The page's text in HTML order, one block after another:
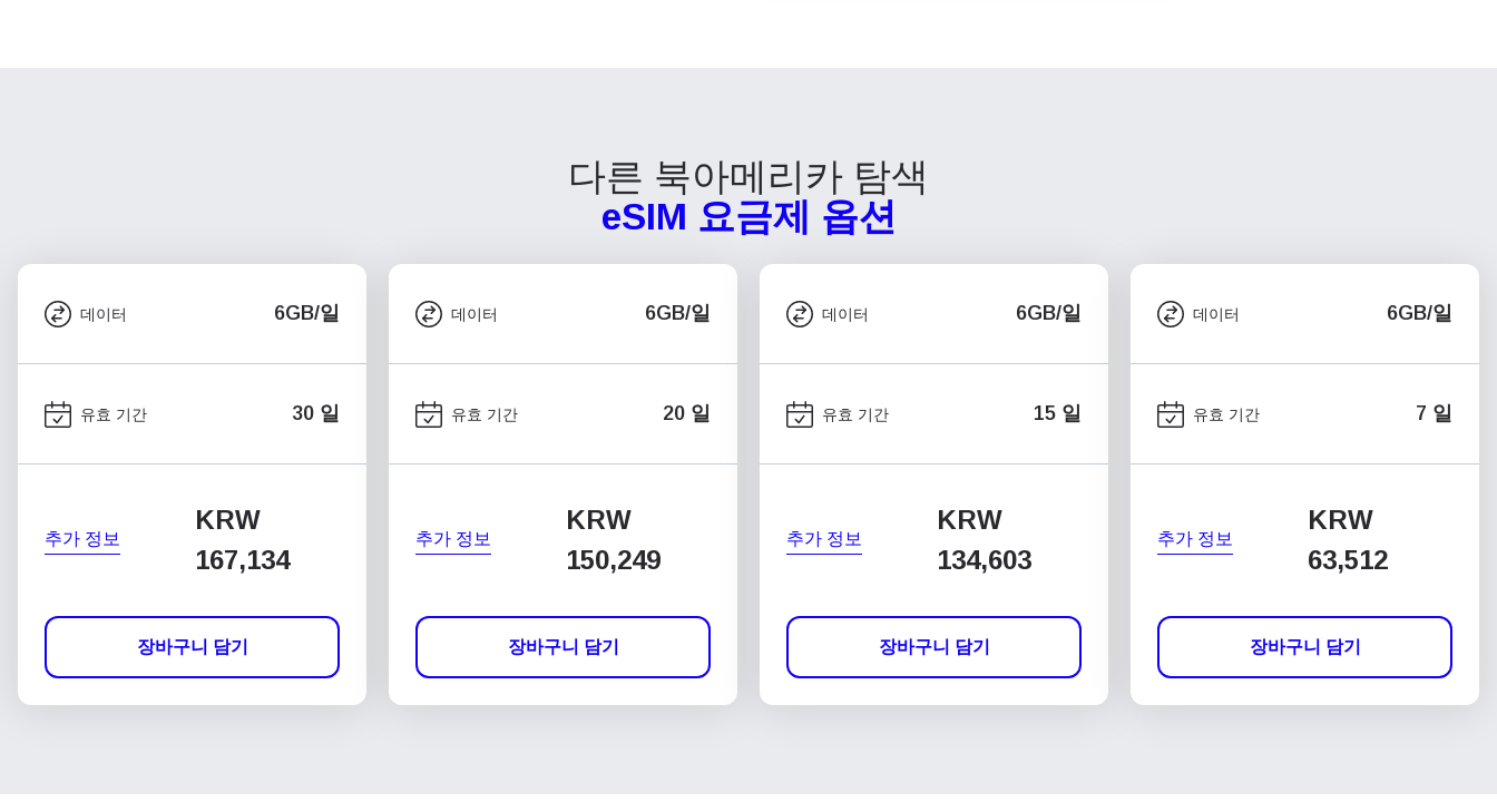
다른 북아메리카 탐색
eSIM 요금제 옵션
데이터 6GB/일
유효 기간 30 일
추가 정보
KRW
167,134
장바구니 담기
데이터 6GB/일
유효 기간 20 일
추가 정보
KRW
150,249
장바구니 담기
데이터 6GB/일
유효 기간 15 일
추가 정보
KRW
134,603
장바구니 담기
데이터 6GB/일
유효 기간 7 일
추가 정보
KRW
63,512
장바구니 담기